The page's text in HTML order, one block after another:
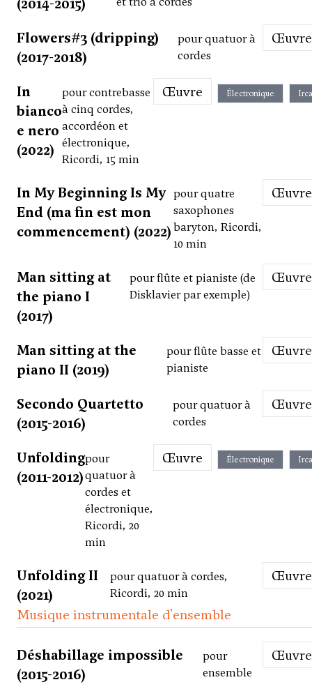
Flowers#3 (dripping)
(2017-2018)
pour quatuor à
cordes
Œuvre
In
bianco
e nero
(2022)
pour contrebasse
à cinq cordes,
accordéon et
électronique,
Ricordi, 15 min
Œuvre Électronique
In My Beginning Is My
End (ma fin est mon
commencement) (2022)
pour quatre
saxophones
baryton, Ricordi,
10 min
Œuvre
Man sitting at
the piano I
(2017)
pour flûte et pianiste (de
Disklavier par exemple)
Œuvre
Man sitting at the
piano II (2019)
pour flûte basse et
pianiste
Œuvre
Secondo Quartetto
(2015-2016)
pour quatuor à
cordes
Œuvre
Unfolding
(2011-2012)
pour
quatuor à
cordes et
électronique,
Ricordi, 20
min
Œuvre Électronique
Unfolding II
(2021)
pour quatuor à cordes,
Ricordi, 20 min
Œuvre
Musique instrumentale d'ensemble
Déshabillage impossible
(2015-2016)
pour
ensemble
Œuvre